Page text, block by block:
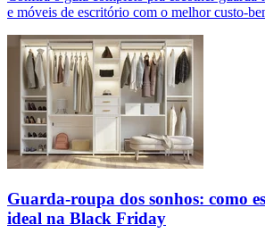
e móveis de escritório com o melhor custo-
Guarda-roupa dos sonhos: como
ideal na Black Friday